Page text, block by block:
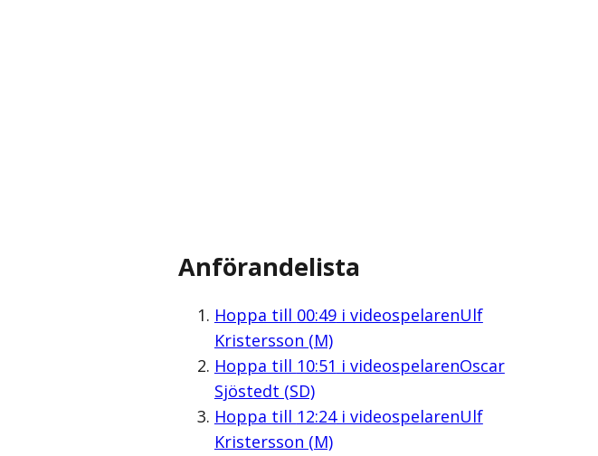
Anförandelista
Hoppa till 00:49i videospelarenUlf
Kristersson (M)
Hoppa till 10:51 i videospelarenOscar
Sjöstedt (SD)
Hoppa till 12:24i videospelarenUlf
Kristersson (M)